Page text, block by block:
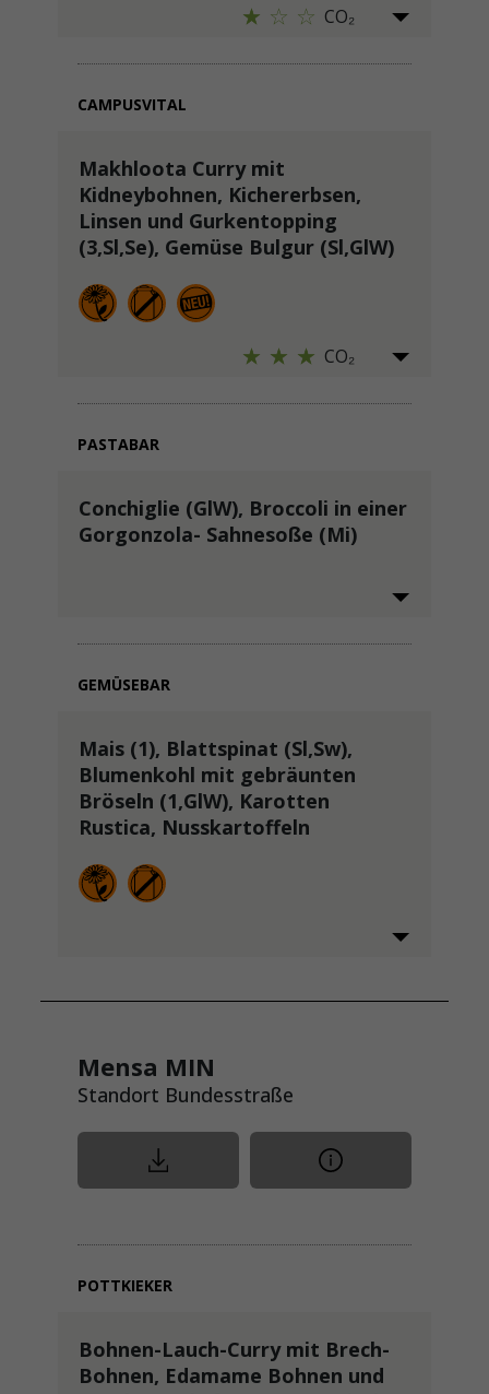
CO₂
CAMPUSVITAL
Makhloota Curry mit
Kidneybohnen, Kichererbsen,
Linsen und Gurkentopping
(3,Sl,Se), Gemüse Bulgur (Sl,GlW)
CO₂
PASTABAR
Conchiglie (GlW), Broccoli in einer
Gorgonzola- Sahnesoße (Mi)
GEMÜSEBAR
Mais (1), Blattspinat (Sl,Sw),
Blumenkohl mit gebräunten
Bröseln (1,GlW), Karotten
Rustica, Nusskartoffeln
Mensa MIN
Standort Bundesstraße
POTTKIEKER
Bohnen-Lauch-Curry mit Brech-
Bohnen, Edamame Bohnen und